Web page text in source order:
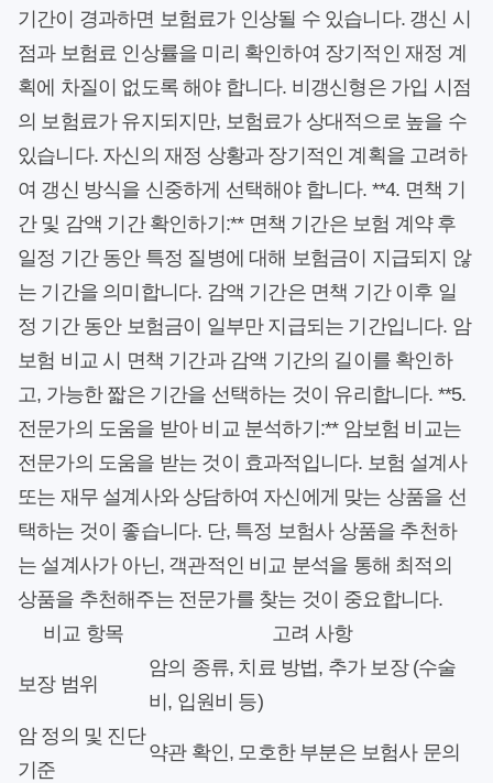
기간이 경과하면 보험료가 인상될 수 있습니다. 갱신 시
점과 보험료 인상률을 미리 확인하여 장기적인 재정 계
획에 차질이 없도록 해야 합니다. 비갱신형은 가입 시점
의 보험료가 유지되지만, 보험료가 상대적으로 높을 수
있습니다. 자신의 재정 상황과 장기적인 계획을 고려하
여 갱신 방식을 신중하게 선택해야 합니다. **4. 면책 기
간 및 감액 기간 확인하기:** 면책 기간은 보험 계약 후
일정 기간 동안 특정 질병에 대해 보험금이 지급되지 않
는 기간을 의미합니다. 감액 기간은 면책 기간 이후 일
정 기간 동안 보험금이 일부만 지급되는 기간입니다. 암
보험 비교 시 면책 기간과 감액 기간의 길이를 확인하
고, 가능한 짧은 기간을 선택하는 것이 유리합니다. **5.
전문가의 도움을 받아 비교 분석하기:** 암보험 비교는
전문가의 도움을 받는 것이 효과적입니다. 보험 설계사
또는 재무 설계사와 상담하여 자신에게 맞는 상품을 선
택하는 것이 좋습니다. 단, 특정 보험사 상품을 추천하
는 설계사가 아닌, 객관적인 비교 분석을 통해 최적의
상품을 추천해주는 전문가를 찾는 것이 중요합니다.
비교 항목
고려 사항
보장 범위
암의 종류, 치료 방법, 추가 보장 (수술
비, 입원비 등)
암 정의 및 진단
기준
약관 확인, 모호한 부분은 보험사 문의